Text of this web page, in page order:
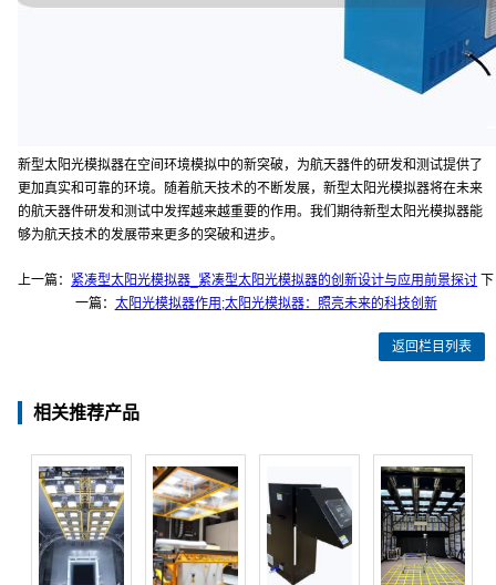
新型太阳光模拟器在空间环境模拟中的新突破，为航天器件的研发和测试提供了
更加真实和可靠的环境。随着航天技术的不断发展，新型太阳光模拟器将在未来
的航天器件研发和测试中发挥越来越重要的作用。我们期待新型太阳光模拟器能
够为航天技术的发展带来更多的突破和进步。
上一篇： 紧凑型太阳光模拟器_紧凑型太阳光模拟器的创新设计与应用前景探讨 下
一篇： 太阳光模拟器作用;太阳光模拟器：照亮未来的科技创新
返回栏目列表
相关推荐产品